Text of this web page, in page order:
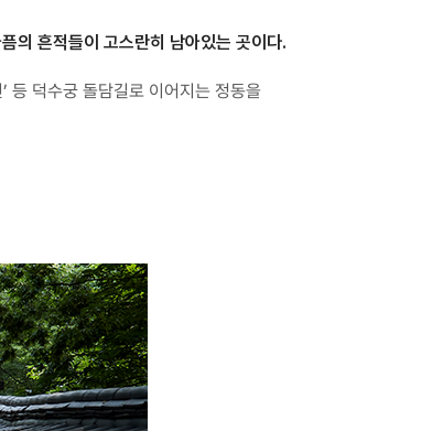
의 흔적들이 고스란히 남아있는 곳이다.
등 덕수궁 돌담길로 이어지는 정동을